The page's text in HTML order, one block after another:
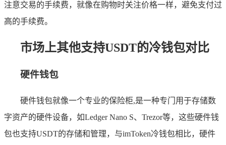
注意交易的手续费，就像在购物时关注价格一样，避免支付过
高的手续费。
市场上其他支持USDT的冷钱包对比
硬件钱包
硬件钱包就像一个专业的保险柜,是一种专门用于存储数
字资产的硬件设备，如Ledger Nano S、Trezor等，这些硬件钱
包也支持USDT的存储和管理，与imToken冷钱包相比，硬件